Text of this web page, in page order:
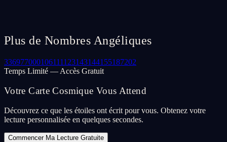
Plus de Nombres Angéliques
336977000106111123143144155187202
Temps Limité — Accès Gratuit
Votre Carte Cosmique Vous Attend
Découvrez ce que les étoiles ont écrit pour vous. Obtenez votre
lecture personnalisée en quelques secondes.
Commencer Ma Lecture Gratuite